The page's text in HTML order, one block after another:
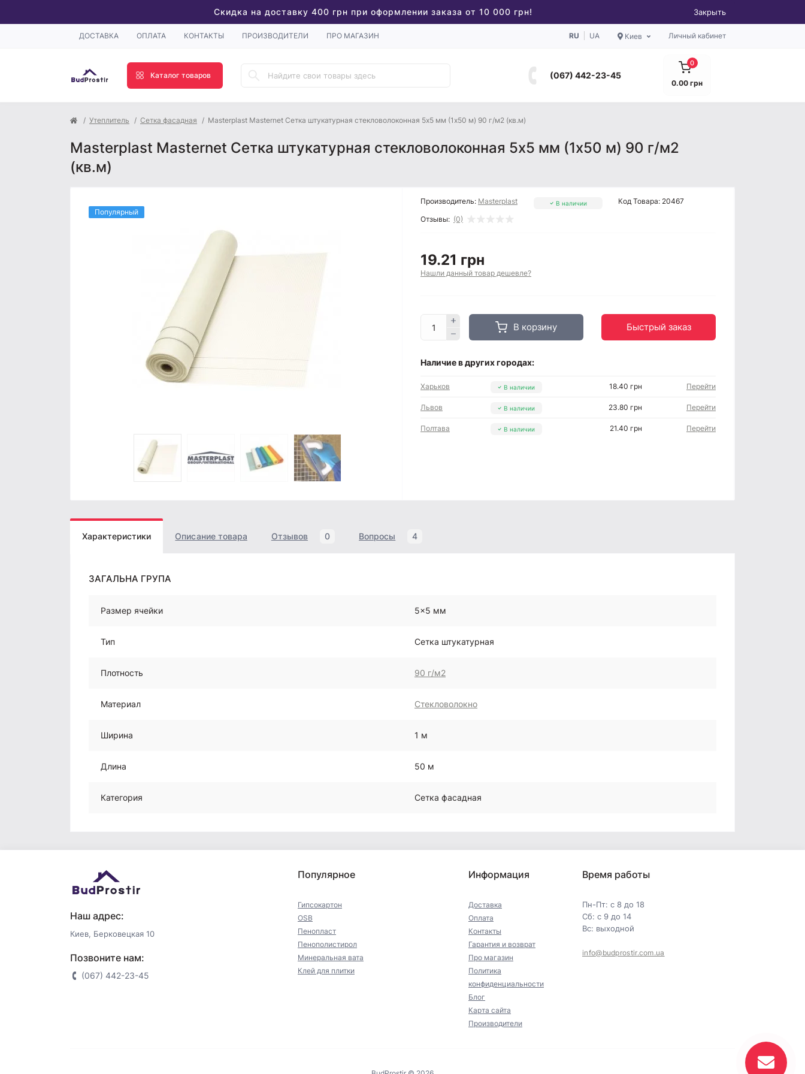
Скидка на доставку 400 грн при оформлении заказа от 10 000 грн! Закрыть
ДОСТАВКА ОПЛАТА КОНТАКТЫ ПРОИЗВОДИТЕЛИ ПРО МАГАЗИН RU UA Киев Личный кабинет
Каталог товаров (067) 442-23-45
0
0.00 грн
Утеплитель Сетка фасадная Masterplast Masternet Сетка штукатурная стекловолоконная 5x5 мм (1x50 м) 90 г/м2 (кв.м)
Masterplast Masternet Сетка штукатурная стекловолоконная 5x5 мм (1x50 м) 90 г/м2
(кв.м)
Популярный
Производитель: Masterplast Код Товара: 20467
Отзывы: (0)
В наличии
19.21 грн
Нашли данный товар дешевле?
В корзину Быстрый заказ
Наличие в других городах:
Харьков В наличии 18.40 грн Перейти
Львов В наличии 23.80 грн Перейти
Полтава В наличии 21.40 грн Перейти
Характеристики Описание товара Отзывов 0 Вопросы 4
ЗАГАЛЬНА ГРУПА
Размер ячейки 5x5 мм
Тип Сетка штукатурная
Плотность 90 г/м2
Материал Стекловолокно
Ширина 1 м
Длина 50 м
Категория Сетка фасадная
Наш адрес:
Киев, Берковецкая 10
Позвоните нам:
(067) 442-23-45
Популярное
Гипсокартон
OSB
Пенопласт
Пенополистирол
Минеральная вата
Клей для плитки
Информация
Доставка
Оплата
Контакты
Гарантия и возврат
Про магазин
Политика
конфиденциальности
Блог
Карта сайта
Производители
Время работы
Пн-Пт: с 8 до 18
Сб: с 9 до 14
Вс: выходной
info@budprostir.com.ua